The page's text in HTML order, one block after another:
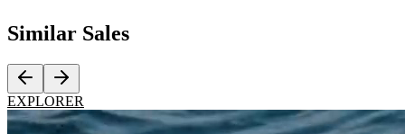
Similar Sales
EXPLORER